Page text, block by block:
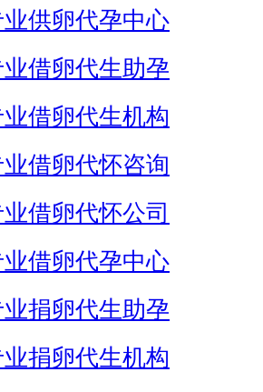
供卵代孕中心
借卵代生助孕
借卵代生机构
借卵代怀咨询
借卵代怀公司
借卵代孕中心
捐卵代生助孕
捐卵代生机构